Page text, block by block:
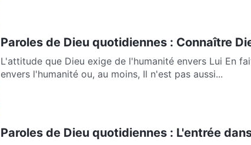
Paroles de Dieu quotidiennes : Connaître
L'attitude que Dieu exige de l'humanité envers Lui En
envers l'humanité ou, au moins, Il n'est pas aussi...
Paroles de Dieu quotidiennes : L'entrée